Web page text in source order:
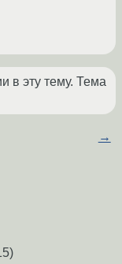
в эту тему. Тема
→